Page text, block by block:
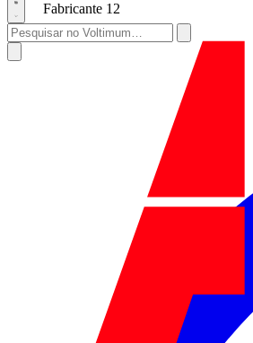
Fabricante 12